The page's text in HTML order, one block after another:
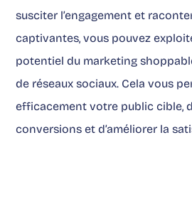
susciter l’engagement et
captivantes, vous pouvez
potentiel du marketing
de réseaux sociaux. Cela vous
efficacement votre public cible,
conversions et d’améliorer la